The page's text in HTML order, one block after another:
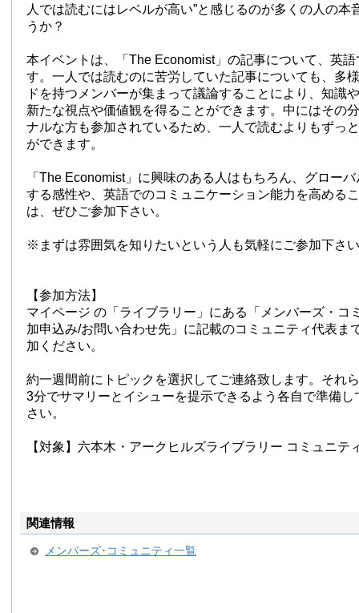
人では読むにはレベルが高い”と感じるのが多くの人の本
うか？
本イベントは、「The Economist」の記事について、英
す。一人では読むのに苦労していた記事についても、多
ドを持つメンバーが集まって議論することにより、知識
新たな視点や価値観を得ることができます。中にはその
ナルな方も参加されているため、一人で読むよりもずっ
ができます。
「The Economist」に興味のある人はもちろん、グロー
する感性や、英語でのコミュニケーション能力を高める
は、ぜひご参加下さい。
※まずは雰囲気を知りたいという人も気軽にご参加下さ
【参加方法】
マイページ の「ライブラリー」にある「メンバーズ・コ
加申込み/お問い合わせ先」 に記載のコミュニティ代表ま
加ください。
約一週間前にトピックを選択してご連絡致します。それ
3分でサマリーとイシューを提示できるよう各自で準備し
さい。
【対象】六本木・アークヒルズライブラリー コミュニテ
関連情報
メンバーズ･コミュニティ一覧